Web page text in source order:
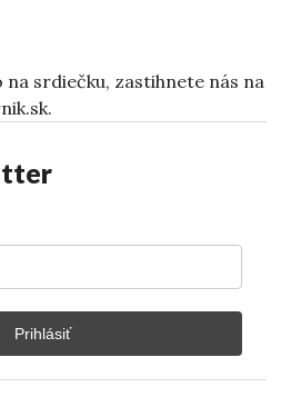
na srdiečku, zastihnete nás na
Prihlásiť